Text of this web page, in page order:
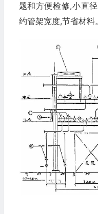
题和方便检修,小直
约管架宽度,节省材料。